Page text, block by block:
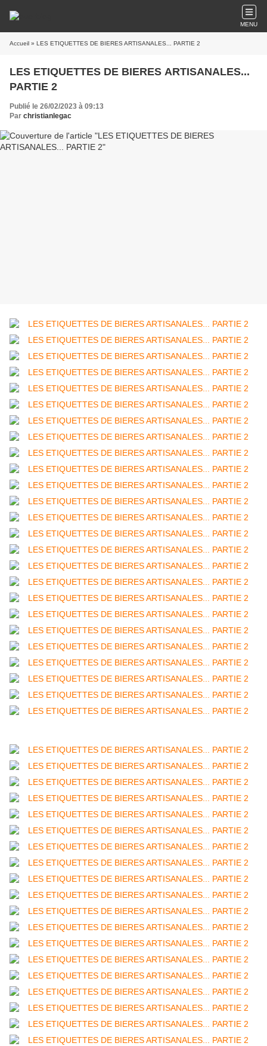
MENU
Accueil » LES ETIQUETTES DE BIERES ARTISANALES... PARTIE 2
LES ETIQUETTES DE BIERES ARTISANALES...
PARTIE 2
Publié le 26/02/2023 à 09:13
Par christianlegac